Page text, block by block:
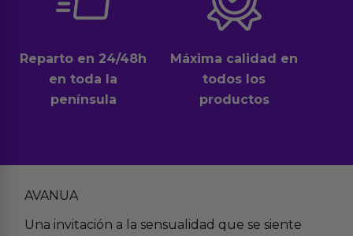
Reparto en 24/48h
en toda la
península
Máxima calidad en
todos los
productos
AVANUA
Una invitación a la sensualidad que se siente